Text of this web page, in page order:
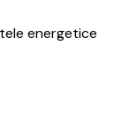
energetice